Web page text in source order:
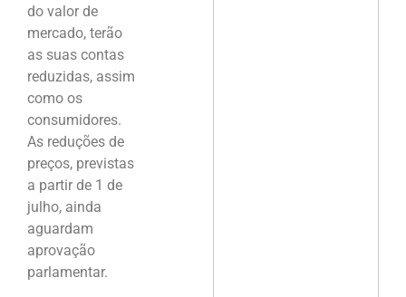
do valor de
mercado, terão
as suas contas
reduzidas, assim
como os
consumidores.
As reduções de
preços, previstas
a partir de 1 de
julho, ainda
aguardam
aprovação
parlamentar.